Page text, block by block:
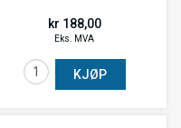
kr 188,00
Eks. MVA
KJØP